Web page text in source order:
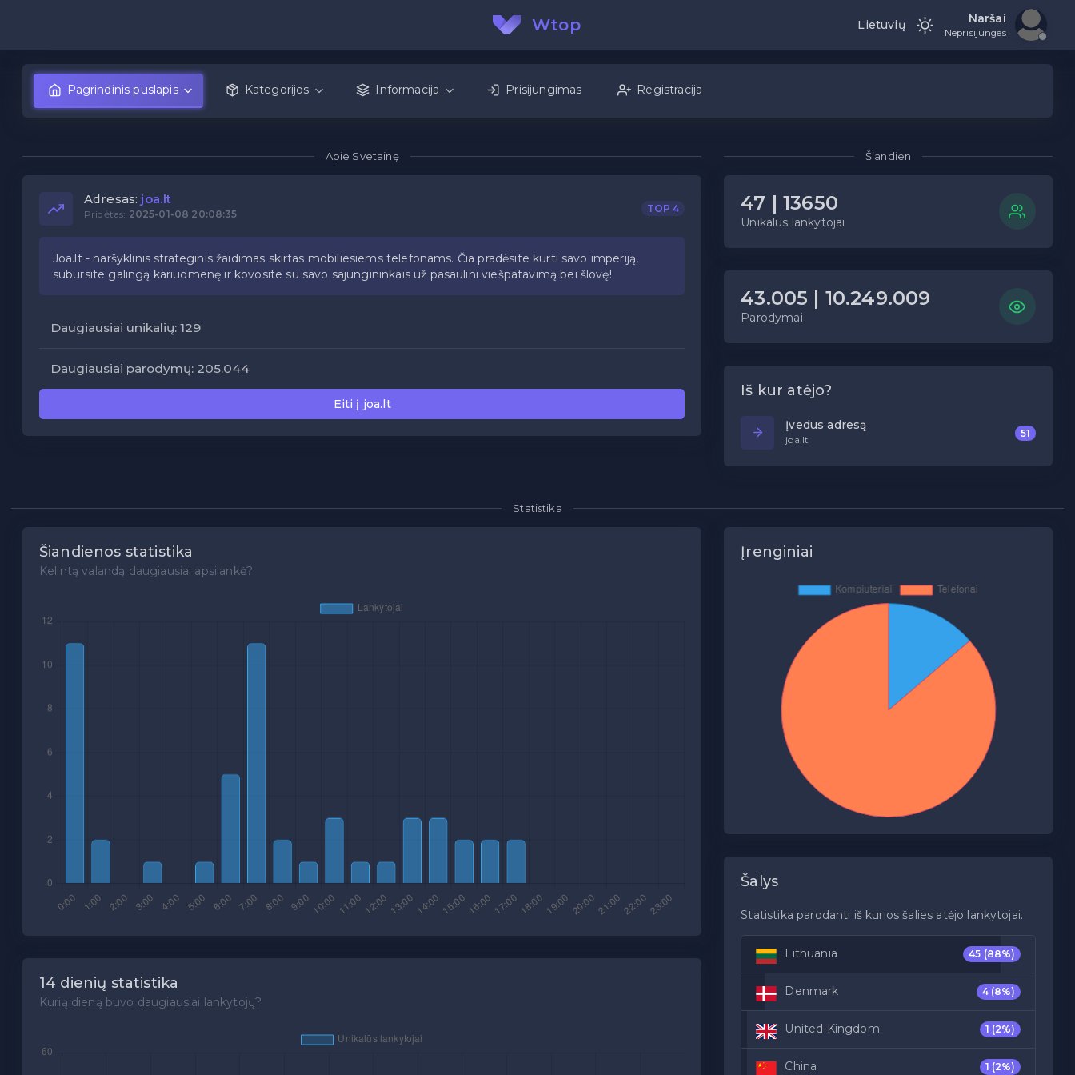
Wtop Lietuvių Naršai
Neprisijunges
Pagrindinis puslapis Kategorijos Informacija Prisijungimas Registracija
Apie Svetainę
Adresas: joa.lt
Pridėtas: 2025-01-08 20:08:35 TOP 4
Joa.lt - naršyklinis strateginis žaidimas skirtas mobiliesiems telefonams. Čia pradėsite kurti savo imperiją,
subursite galingą kariuomenę ir kovosite su savo sajungininkais už pasaulini viešpatavimą bei šlovę!
Daugiausiai unikalių: 129
Daugiausiai parodymų: 205.044
Eiti į joa.lt
Šiandien
47 | 13650
Unikalūs lankytojai
43.005 | 10.249.009
Parodymai
Iš kur atėjo?
Įvedus adresą
joa.lt
51
Statistika
Šiandienos statistika
Kelintą valandą daugiausiai apsilankė?
14 dienių statistika
Kurią dieną buvo daugiausiai lankytojų?
Įrenginiai
Šalys
Statistika parodanti iš kurios šalies atėjo lankytojai.
Lithuania 45 (88%)
Denmark 4 (8%)
United Kingdom 1 (2%)
China 1 (2%)